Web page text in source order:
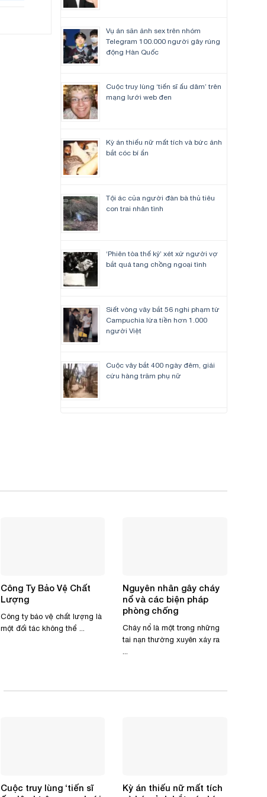
Vụ án săn ảnh sex trên nhóm
Telegram 100.000 người gây rúng
động Hàn Quốc
Cuộc truy lùng ‘tiến sĩ ấu dâm’ trên
mạng lưới web đen
Kỳ án thiếu nữ mất tích và bức ảnh
bắt cóc bí ẩn
Tội ác của người đàn bà thủ tiêu
con trai nhân tình
‘Phiên tòa thế kỷ’ xét xử người vợ
bắt quả tang chồng ngoại tình
Siết vòng vây bắt 56 nghi phạm từ
Campuchia lừa tiền hơn 1.000
người Việt
Cuộc vây bắt 400 ngày đêm, giải
cứu hàng trăm phụ nữ
Công Ty Bảo Vệ Chất
Lượng
Công ty bảo vệ chất lượng là
một đối tác không thể ...
Nguyên nhân gây cháy
nổ và các biện pháp
phòng chống
Cháy nổ là một trong những
tai nạn thường xuyên xảy ra
Cuộc truy lùng ‘tiến sĩ
Kỳ án thiếu nữ mất tích